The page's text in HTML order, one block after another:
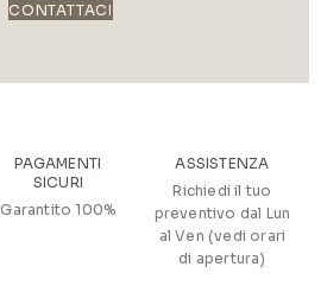
CONTATTACI
PAGAMENTI
SICURI
Garantito 100%
ASSISTENZA
Richiedi il tuo
preventivo dal Lun
al Ven (vedi orari
di apertura)